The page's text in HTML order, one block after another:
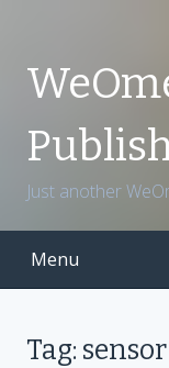
Just another
Menu
Tag: sensor